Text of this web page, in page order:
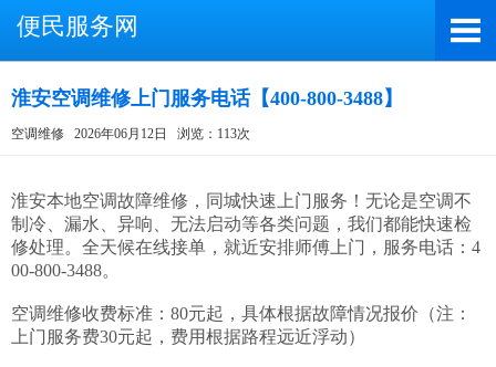
便民服务网
淮安空调维修上门服务电话【400-800-3488】
空调维修 2026年06月12日 浏览：113次
淮安本地空调故障维修，同城快速上门服务！无论是空调不
制冷、漏水、异响、无法启动等各类问题，我们都能快速检
修处理。全天候在线接单，就近安排师傅上门，服务电话：4
00-800-3488。
空调维修收费标准：80元起，具体根据故障情况报价（注：
上门服务费30元起，费用根据路程远近浮动）
微信号：A4000066885
（长按复制微信号，添加好友）